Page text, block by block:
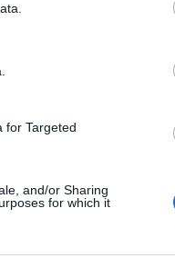
for Targeted
and/or Sharing
for which it